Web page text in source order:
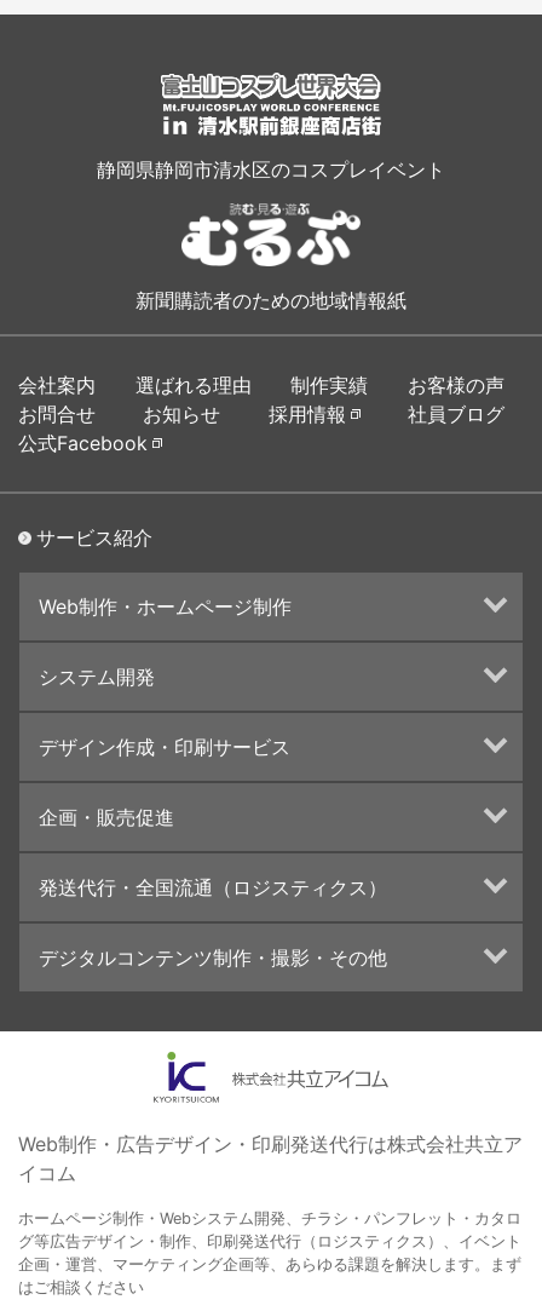
静岡県静岡市清水区のコスプレイベント
新聞購読者のための地域情報紙
会社案内 選ばれる理由 制作実績
お客様の声
お問合せ
お知らせ 採用情報
社員ブログ
公式Facebook
サービス紹介
Web制作・ホームページ制作
ランディングページ制作
インターネット広告代行
UI・UXデザイン設計
システム開発
デザイン作成・印刷サービス
カタログデザインの制作・印刷
学校・会社案内パンフレット制作・印刷
高精細印刷（スブリマ印刷）
社内報
名刺
一般印刷 （オンデマンド・オフセット）
ユニバーサル・コミュニケーション・デザイン
企画・販売促進
ブランディング戦略
コンテンツ制作
採用プロモーション
発送代行・全国流通（ロジスティクス）
デジタルコンテンツ制作・撮影・その他
イラスト・キャラクター制作
ロゴデザイン・CI設計
コピー・ライティング
電子ブック制作
自社メディア
Web制作・広告デザイン・印刷発送代行は株式会社共立ア
イコム
ホームページ制作・Webシステム開発、チラシ・パンフレット・カタロ
グ等広告デザイン・制作、印刷発送代行（ロジスティクス）、イベント
企画・運営、マーケティング企画等、あらゆる課題を解決します。まず
はご相談ください